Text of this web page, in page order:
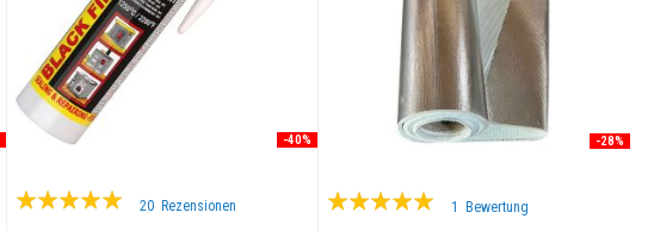
-40%
Bewertung:
20 Rezensionen
-28%
Bewertung:
1 Bewertung